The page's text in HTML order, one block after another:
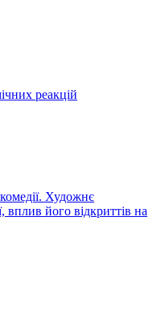
реакцій
Художнє
вплив його відкриттів на